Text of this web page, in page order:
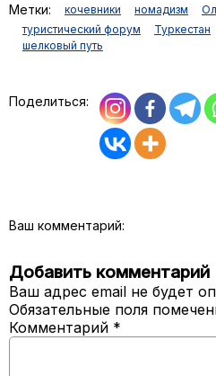
Метки: кочевники номадизм
туристический форум
Туркестан
шелковый путь
Поделиться:
Ваш комментарий:
Добавить комментарий
Ваш адрес email не будет
Обязательные поля
Комментарий *